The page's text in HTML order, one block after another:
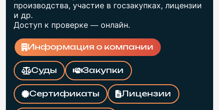
производства, участие в госзакупках, лицензии
и др.
Доступ к проверке — онлайн.
Информация о компании
Суды Закупки
Сертификаты Лицензии